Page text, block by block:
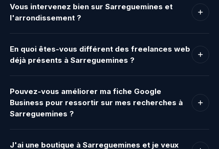
Vous intervenez bien sur Sarreguemines et
l'arrondissement ?
Sarralbe, Bitche, Rohrbach-lès-Bitche, Volmunster et
toute la Moselle Est. On se déplace sur site pour le
En quoi êtes-vous différent des freelances web
déjà présents à Sarreguemines ?
la stratégie, le copywriting, le SEO et le suivi post-
livraison en même temps. Digital Dreamsbox est un
studio complet : positionnement, identité visuelle,
gérés par un interlocuteur unique, avec une méthode
structurée et des livrables documentés.
Pouvez-vous améliorer ma fiche Google
Business pour ressortir sur mes recherches à
Sarreguemines ?
L'optimisation de la fiche Google Business
J'ai une boutique à Sarreguemines et je veux